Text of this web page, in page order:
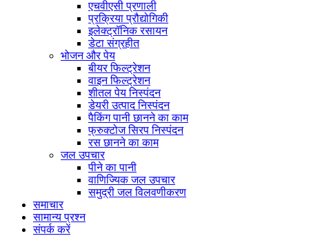
एचवीएसी प्रणाली
प्रक्रिया प्रौद्योगिकी
इलेक्ट्रॉनिक रसायन
डेटा संग्रहीत
भोजन और पेय
बीयर फिल्ट्रेशन
वाइन फिल्ट्रेशन
शीतल पेय निस्पंदन
डेयरी उत्पाद निस्पंदन
पैकिंग पानी छानने का काम
फ्रुक्टोज सिरप निस्पंदन
रस छानने का काम
जल उपचार
पीने का पानी
वाणिज्यिक जल उपचार
समुद्री जल विलवणीकरण
समाचार
सामान्य प्रश्न
संपर्क करें